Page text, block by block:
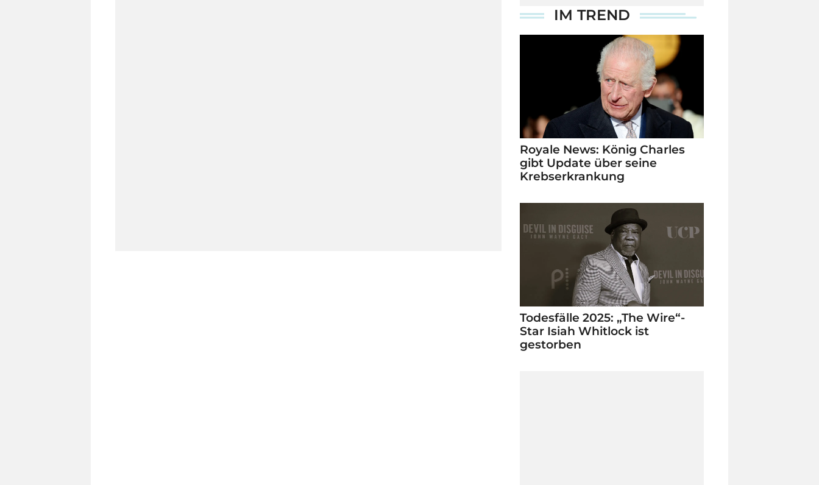
IM TREND
Royale News: König Charles
gibt Update über seine
Krebserkrankung
Todesfälle 2025: „The Wire“-
Star Isiah Whitlock ist
gestorben